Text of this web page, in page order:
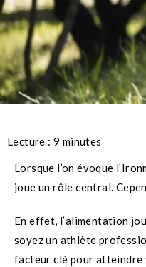
Lecture :9 minutes
Lorsque l’on évoque
joue un rôle central.
En effet, l’alimentation
soyez un athlète
facteur clé pour atteindre